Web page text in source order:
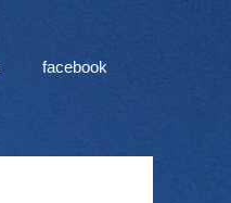
facebook